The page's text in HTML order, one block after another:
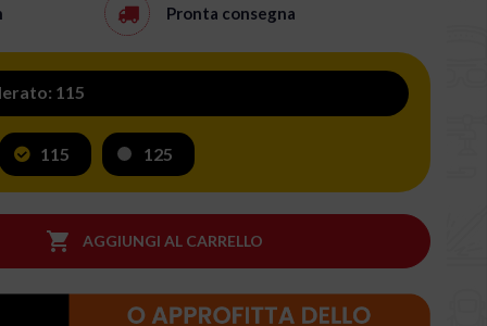
Pronta consegna
115
115 125
 AGGIUNGI AL CARRELLO